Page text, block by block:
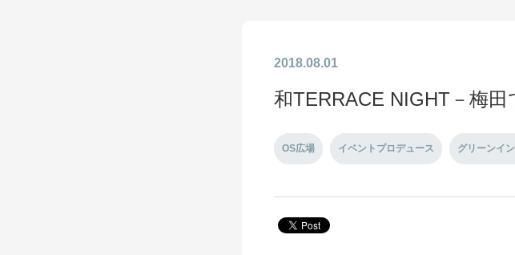
2018.08.01
和TERRACE NIGHT－梅田
OS広場 イベントプロデュース グリーンイ